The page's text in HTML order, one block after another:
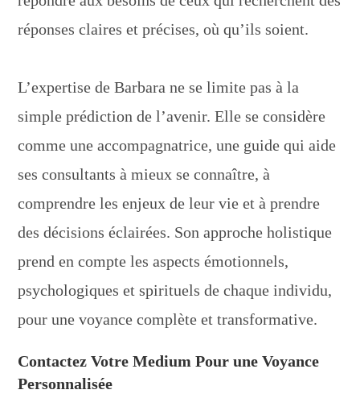
réponses claires et précises, où qu’ils soient.
L’expertise de Barbara ne se limite pas à la
simple prédiction de l’avenir. Elle se considère
comme une accompagnatrice, une guide qui aide
ses consultants à mieux se connaître, à
comprendre les enjeux de leur vie et à prendre
des décisions éclairées. Son approche holistique
prend en compte les aspects émotionnels,
psychologiques et spirituels de chaque individu,
pour une voyance complète et transformative.
Contactez Votre Medium Pour une Voyance
Personnalisée